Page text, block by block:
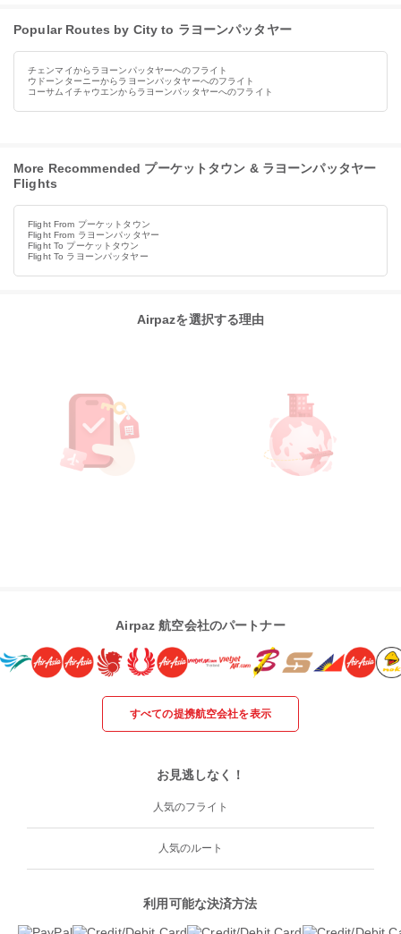
Popular Routes by City to ラヨーンパッタヤー
チェンマイからラヨーンパッタヤーへのフライト
ウドーンターニーからラヨーンパッタヤーへのフライト
コーサムイチャウエンからラヨーンパッタヤーへのフライト
More Recommended プーケットタウン & ラヨーンパッタヤー
Flights
Flight From プーケットタウン
Flight From ラヨーンパッタヤー
Flight To プーケットタウン
Flight To ラヨーンパッタヤー
Airpazを選択する理由
Airpaz 航空会社のパートナー
すべての提携航空会社を表示
お見逃しなく！
人気のフライト
人気のルート
利用可能な決済方法